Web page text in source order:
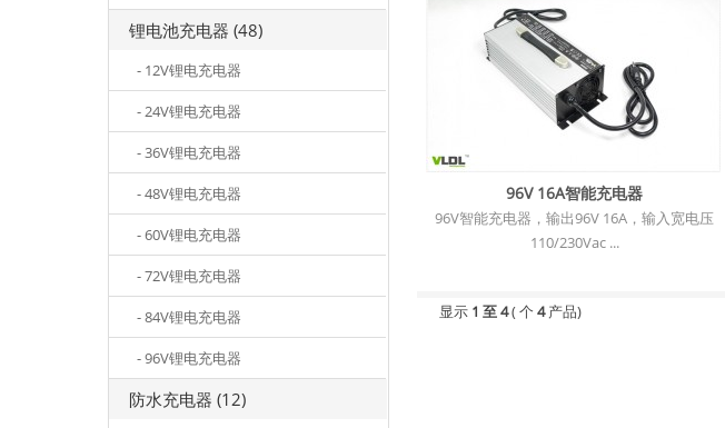
锂电池充电器 (48)
- 12V锂电充电器
- 24V锂电充电器
- 36V锂电充电器
- 48V锂电充电器
- 60V锂电充电器
- 72V锂电充电器
- 84V锂电充电器
- 96V锂电充电器
防水充电器 (12)
96V 16A智能充电器
96V智能充电器，输出96V 16A，输入宽电压
110/230Vac ...
显示 1 至 4( 个4产品)